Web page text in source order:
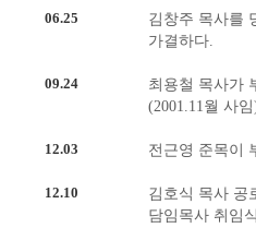
06.25
김창주 목사를
가결하다.
09.24
최용철 목사가
(2001.11월 사
12.03 전근영 준목이
12.10
김호식 목사 공
담임목사 취임